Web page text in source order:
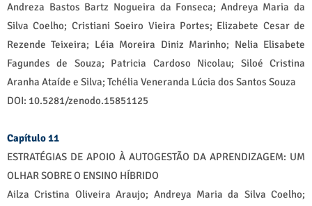
Andreza Bastos Bartz Nogueira da Fonseca; Andreya Maria da
Silva Coelho; Cristiani Soeiro Vieira Portes; Elizabete Cesar de
Rezende Teixeira; Léia Moreira Diniz Marinho; Nelia Elisabete
Fagundes de Souza; Patricia Cardoso Nicolau; Siloé Cristina
Aranha Ataíde e Silva; Tchélia Veneranda Lúcia dos Santos Souza
DOI: 10.5281/zenodo.15851125
Capítulo 11
ESTRATÉGIAS DE APOIO À AUTOGESTÃO DA APRENDIZAGEM: UM
OLHAR SOBRE O ENSINO HÍBRIDO
Ailza Cristina Oliveira Araujo; Andreya Maria da Silva Coelho;